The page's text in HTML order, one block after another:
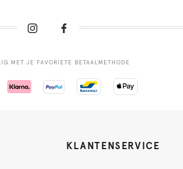
MET JE FAVORIETE BETAALMETHODE
KLANTENSERVICE